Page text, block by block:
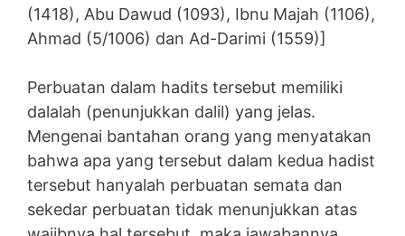
(1418), Abu Dawud (1093), Ibnu Majah (1106),
Ahmad (5/1006) dan Ad-Darimi (1559)]
Perbuatan dalam hadits tersebut memiliki
dalalah (penunjukkan dalil) yang jelas.
Mengenai bantahan orang yang menyatakan
bahwa apa yang tersebut dalam kedua hadist
tersebut hanyalah perbuatan semata dan
sekedar perbuatan tidak menunjukkan atas